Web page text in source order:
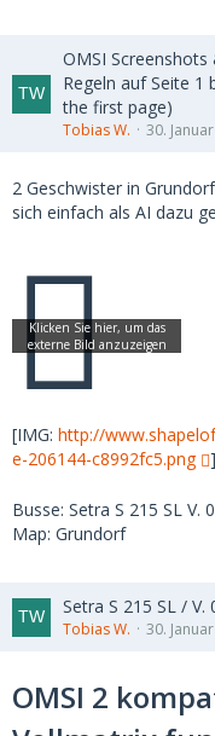
OMSI
Regeln auf Seite 1
the first page)
Tobias W. 30.
2 Geschwister in
sich einfach als AI dazu
[IMG: http://
e-206144-c8992fc5.png
]
Busse: Setra S 215 SL V.
Map: Grundorf
Setra S 215 SL /
Tobias W. 30.
OMSI 2